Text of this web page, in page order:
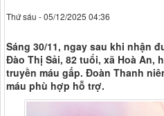
Thứ sáu - 05/12/2025 04:36
Sáng 30/11, ngay sau khi nhận
Đào Thị Sải, 82 tuổi, xã Hoà An,
truyền máu gấp. Đoàn Thanh
máu phù hợp hỗ trợ.